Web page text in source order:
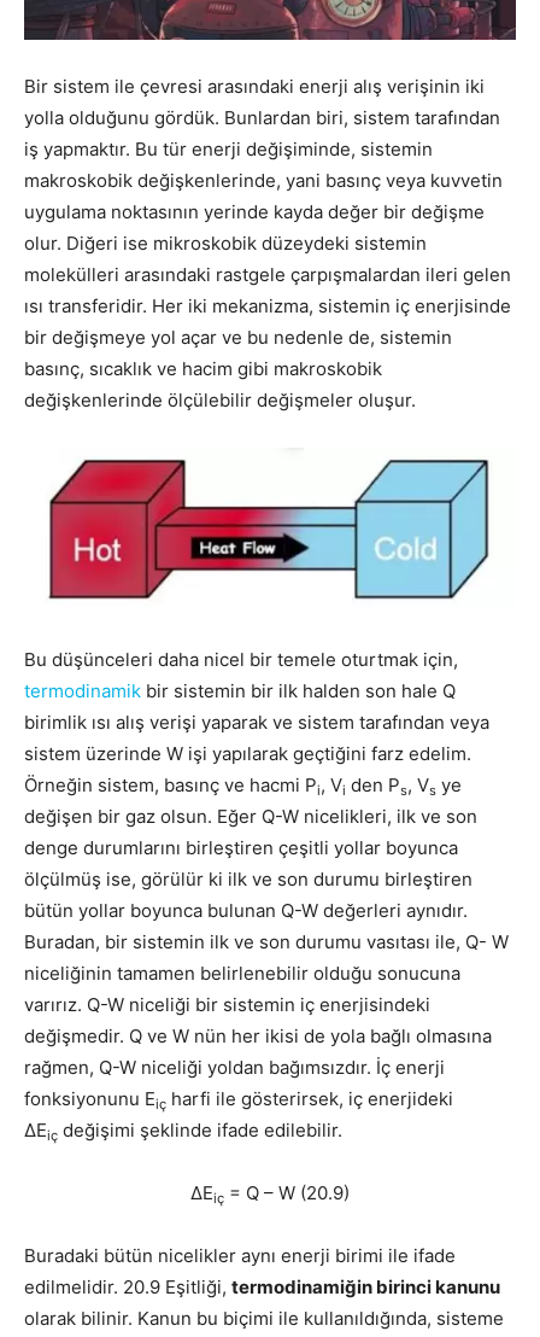
Bir sistem ile çevresi arasındaki enerji alış verişinin iki
yolla olduğunu gördük. Bunlardan biri, sistem tarafından
iş yapmaktır. Bu tür enerji değişiminde, sistemin
makroskobik değişkenlerinde, yani basınç veya kuvvetin
uygulama noktasının yerinde kayda değer bir değişme
olur. Diğeri ise mikroskobik düzeydeki sistemin
molekülleri arasındaki rastgele çarpışmalardan ileri gelen
ısı transferidir. Her iki mekanizma, sistemin iç enerjisinde
bir değişmeye yol açar ve bu nedenle de, sistemin
basınç, sıcaklık ve hacim gibi makroskobik
değişkenlerinde ölçülebilir değişmeler oluşur.
Bu düşünceleri daha nicel bir temele oturtmak için,
termodinamik bir sistemin bir ilk halden son hale Q
birimlik ısı alış verişi yaparak ve sistem tarafından veya
sistem üzerinde W işi yapılarak geçtiğini farz edelim.
Örneğin sistem, basınç ve hacmi Pi, Vi den Ps, Vs ye
değişen bir gaz olsun. Eğer Q-W nicelikleri, ilk ve son
denge durumlarını birleştiren çeşitli yollar boyunca
ölçülmüş ise, görülür ki ilk ve son durumu birleştiren
bütün yollar boyunca bulunan Q-W değerleri aynıdır.
Buradan, bir sistemin ilk ve son durumu vasıtası ile, Q- W
niceliğinin tamamen belirlenebilir olduğu sonucuna
varırız. Q-W niceliği bir sistemin iç enerjisindeki
değişmedir. Q ve W nün her ikisi de yola bağlı olmasına
rağmen, Q-W niceliği yoldan bağımsızdır. İç enerji
fonksiyonunu Eiç harfi ile gösterirsek, iç enerjideki
ΔEiç değişimi şeklinde ifade edilebilir.
ΔEiç = Q – W (20.9)
Buradaki bütün nicelikler aynı enerji birimi ile ifade
edilmelidir. 20.9 Eşitliği, termodinamiğin birinci kanunu
olarak bilinir. Kanun bu biçimi ile kullanıldığında, sisteme